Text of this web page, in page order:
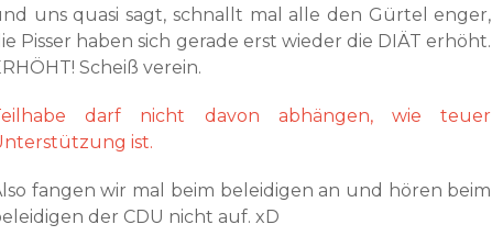
uns quasi sagt, schnallt mal alle den Gürtel enger,
Pisser haben sich gerade erst wieder die DIÄT erhöht.
Scheiß verein.
darf nicht davon abhängen, wie teuer
ist.
fangen wir mal beim beleidigen an und hören beim
der CDU nicht auf. xD